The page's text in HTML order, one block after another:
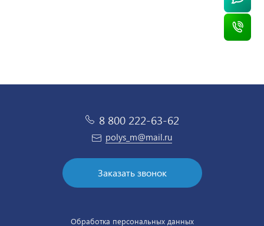
8 800 222-63-62
polys_m@mail.ru
Заказать звонок
Обработка персональных данных